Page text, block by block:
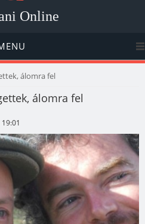
Online
álomra fel
álomra fel